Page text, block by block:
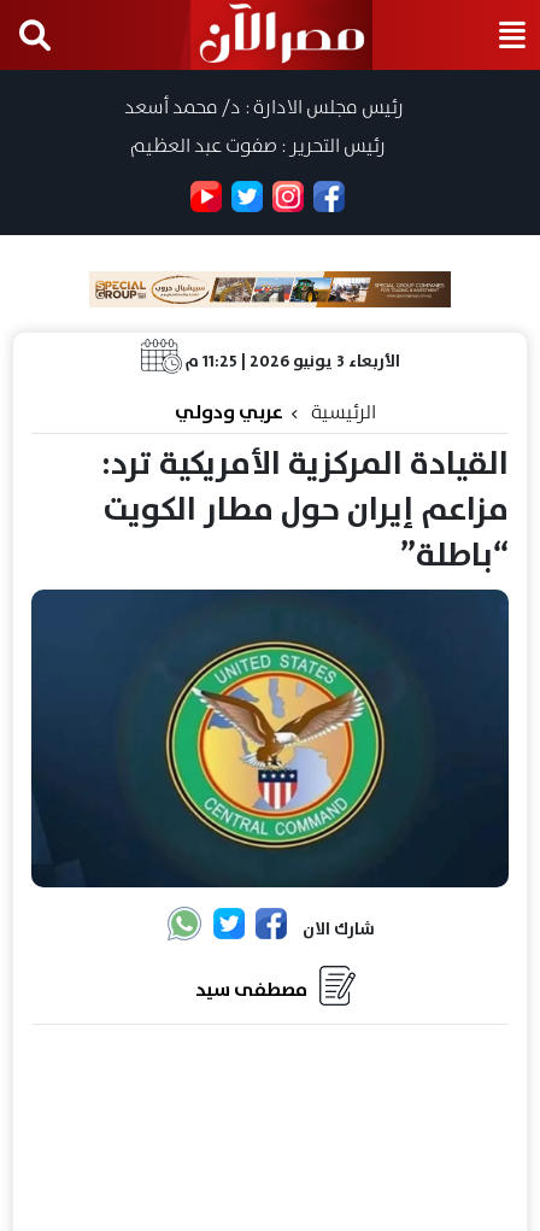
رئيس مجلس الادارة : د/ محمد أسعد
رئيس التحرير : صفوت عبد العظيم
الأربعاء 3 يونيو 2026 | 11:25 م
الرئيسية عربي ودولي
القيادة المركزية الأمريكية ترد:
مزاعم إيران حول مطار الكويت
“باطلة”
شارك الان
مصطفى سيد